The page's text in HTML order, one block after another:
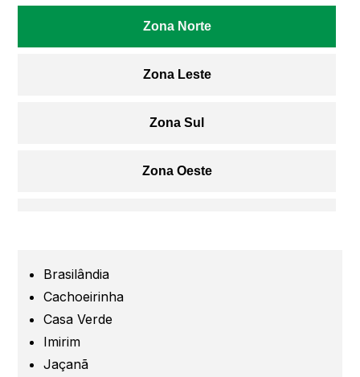
Zona Norte
Zona Leste
Zona Sul
Zona Oeste
Brasilândia
Cachoeirinha
Casa Verde
Imirim
Jaçanã